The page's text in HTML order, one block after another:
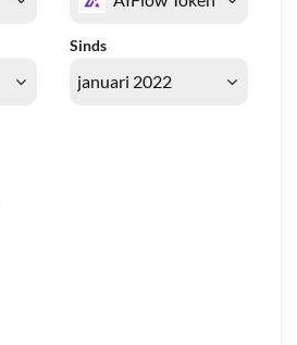
Sinds